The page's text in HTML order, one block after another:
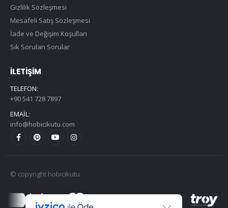
Gizlilik Sözleşmesi
Mesafeli Satış Sözleşmesi
İade ve Değişim Koşulları
Sık Sorulan Sorular
İLETIŞIM
TELEFON:
+90 541 728 7897
EMAIL:
info@hobicikutu.com
© copyright hobicikutu